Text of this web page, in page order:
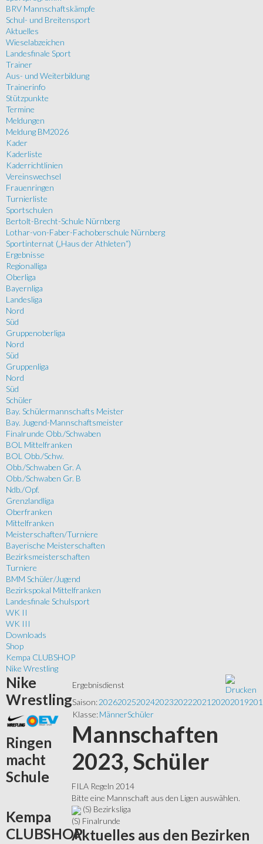
BRV Mannschaftskämpfe
Schul- und Breitensport
Aktuelles
Wieselabzeichen
Landesfinale Sport
Trainer
Aus- und Weiterbildung
Trainerinfo
Stützpunkte
Termine
Meldungen
Meldung BM2026
Kader
Kaderliste
Kaderrichtlinien
Vereinswechsel
Frauenringen
Turnierliste
Sportschulen
Bertolt-Brecht-Schule Nürnberg
Lothar-von-Faber-Fachoberschule Nürnberg
Sportinternat („Haus der Athleten“)
Ergebnisse
Regionalliga
Oberliga
Bayernliga
Landesliga
Nord
Süd
Gruppenoberliga
Nord
Süd
Gruppenliga
Nord
Süd
Schüler
Bay. Schülermannschafts Meister
Bay. Jugend-Mannschaftsmeister
Finalrunde Obb./Schwaben
BOL Mittelfranken
BOL Obb./Schw.
Obb./Schwaben Gr. A
Obb./Schwaben Gr. B
Ndb./Opf.
Grenzlandliga
Oberfranken
Mittelfranken
Meisterschaften/Turniere
Bayerische Meisterschaften
Bezirksmeisterschaften
Turniere
BMM Schüler/Jugend
Bezirkspokal Mittelfranken
Landesfinale Schulsport
WK II
WK III
Downloads
Shop
Kempa CLUBSHOP
Nike Wrestling
Ergebnisdienst
Saison:202620252024202320222021 20202019
Klasse:MännerSchüler
Mannschaften
2023, Schüler
FILA Regeln 2014
Bitte eine Mannschaft aus den Ligen auswählen.
(S) Bezirksliga
(S) Finalrunde
Aktuelles aus den Bezirken
Nike
Wrestling
Ringen
macht
Schule
Kempa
CLUBSHOP